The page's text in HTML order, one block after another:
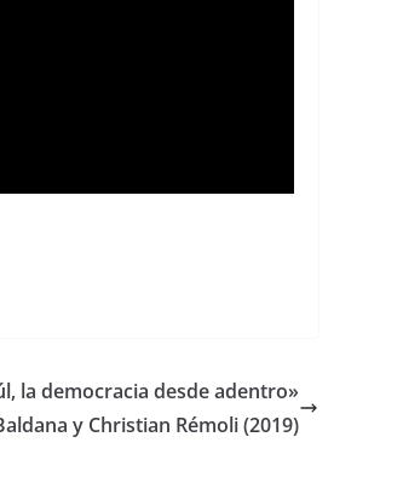
la democracia desde adentro»
y Christian Rémoli (2019)